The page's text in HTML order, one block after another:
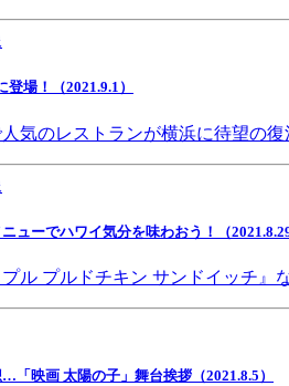
場！（2021.9.1）
気のレストランが横浜に待望の復
ューでハワイ気分を味わおう！（2021.8.29
ル プルドチキン サンドイッチ』
映画 太陽の子」舞台挨拶（2021.8.5）